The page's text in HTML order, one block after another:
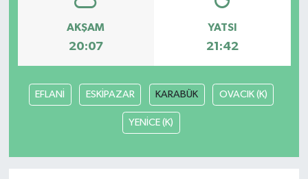
AKŞAM
20:07
YATSI
21:42
EFLANİ ESKİPAZAR KARABÜK OVACIK (K)
YENİCE (K)